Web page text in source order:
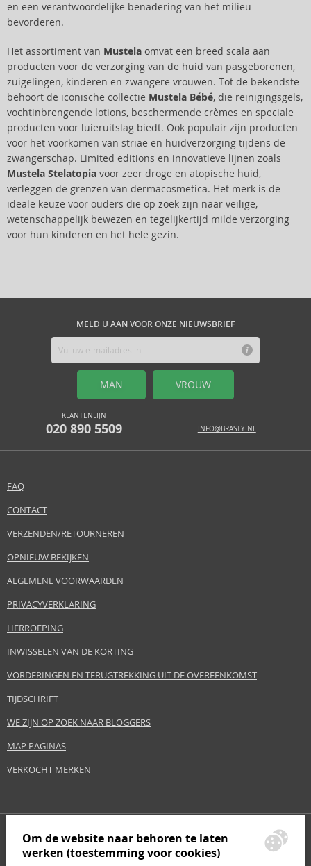
en een verantwoordelijke benadering van het milieu
bevorderen.
Het assortiment van Mustela omvat een breed scala aan
producten voor de verzorging van de huid van pasgeborenen,
zuigelingen, kinderen en zwangere vrouwen. Tot de bekendste
behoort de iconische collectie Mustela Bébé, die reinigingsgels,
vochtinbrengende lotions, beschermende crèmes en speciale
producten voor luieruitslag biedt. Ook populair zijn producten
voor het voorkomen van striae en huidverzorging tijdens de
zwangerschap. Limited editions en innovatieve lijnen zoals
Mustela Stelatopia voor zeer droge en atopische huid,
verleggen de grenzen van dermacosmetica. Het merk is de
ideale keuze voor ouders die op zoek zijn naar veilige,
wetenschappelijk bewezen en tegelijkertijd milde verzorging
voor hun kinderen en het hele gezin.
MELD U AAN VOOR ONZE NIEUWSBRIEF
MAN VROUW
KLANTENLIJN
020 890 5509 INFO@BRASTY.NL
FAQ
CONTACT
VERZENDEN/RETOURNEREN
OPNIEUW BEKIJKEN
ALGEMENE VOORWAARDEN
PRIVACYVERKLARING
HERROEPING
INWISSELEN VAN DE KORTING
VORDERINGEN EN TERUGTREKKING UIT DE OVEREENKOMST
TIJDSCHRIFT
WE ZIJN OP ZOEK NAAR BLOGGERS
MAP PAGINAS
VERKOCHT MERKEN
Om de website naar behoren te laten
werken (toestemming voor cookies)